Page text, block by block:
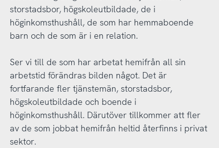
storstadsbor, högskoleutbildade, de i
höginkomsthushåll, de som har hemmaboende
barn och de som är i en relation.
Ser vi till de som har arbetat hemifrån all sin
arbetstid förändras bilden något. Det är
fortfarande fler tjänstemän, storstadsbor,
högskoleutbildade och boende i
höginkomsthushåll. Därutöver tillkommer att fler
av de som jobbat hemifrån heltid återfinns i privat
sektor.